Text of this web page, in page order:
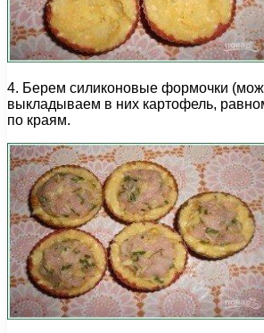
4. Берем силиконовые формочки
выкладываем в них картофель,
по краям.